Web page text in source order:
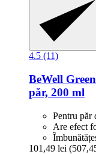
4.5 (11)
BeWell Green
păr, 200 ml
Pentru păr
Are efect
101,49 lei